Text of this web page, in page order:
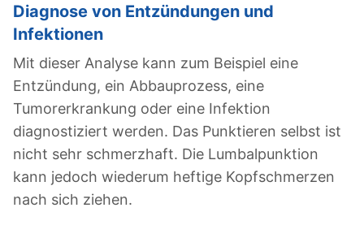
Diagnose von Entzündungen und
Infektionen
Mit dieser Analyse kann zum Beispiel eine
Entzündung, ein Abbauprozess, eine
Tumorerkrankung oder eine Infektion
diagnostiziert werden. Das Punktieren selbst ist
nicht sehr schmerzhaft. Die Lumbalpunktion
kann jedoch wiederum heftige Kopfschmerzen
nach sich ziehen.